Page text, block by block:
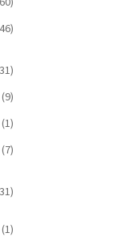
(9)
(1)
(7)
(1)